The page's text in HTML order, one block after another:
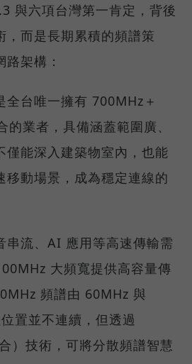
與六項台灣第一肯定，背後
，而是長期累積的頻譜策
架構：
全台唯一擁有 700MHz＋
業者，具備涵蓋範圍廣、
僅能深入建築物室內，也能
移動場景，成為穩定連線的
串流、AI 應用等高速傳輸需
大頻寬提供高容量傳
頻譜由 60MHz 與
置並不連續，但透過
）技術，可將分散頻譜智慧